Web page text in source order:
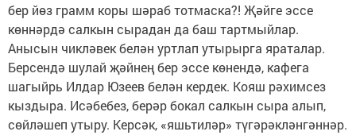
бер йөз грамм коры шәраб тотмаска?! Җәйге эссе
көннәрдә салкын сырадан да баш тартмыйлар.
Анысын чикләвек белән уртлап утырырга яраталар.
Берсендә шулай җәйнең бер эссе көнендә, кафега
шагыйрь Илдар Юзеев белән кердек. Кояш рәхимсез
кыздыра. Исәбебез, берәр бокал салкын сыра алып,
сөйләшеп утыру. Керсәк, «яшьтиләр» түгәрәкләнгәннәр.